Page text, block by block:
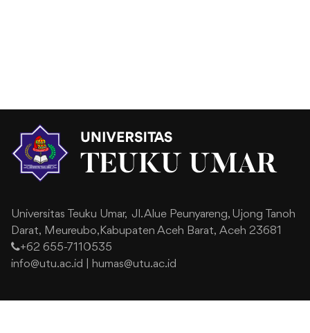
Universitas Teuku Umar, Jl. Alue Peunyareng, Ujong Tanoh
Darat, Meureubo,Kabupaten Aceh Barat, Aceh 23681
+62 655-7110535
info@utu.ac.id
humas@utu.ac.id